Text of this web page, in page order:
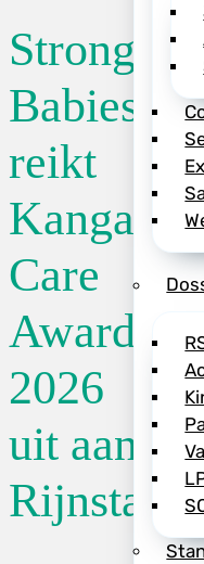
Strong
Babies
reikt
Kangaroo
Care
Award
2026
uit aan
Rijnstate